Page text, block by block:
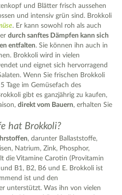
generated by protomaps,Protomaps©
und Blätter frisch aussehen
und intensiv grün sind. Brokkoli
. Er kann sowohl roh als auch
durch sanftes Dämpfen kann sich
entfalten. Sie können ihn auch in
Brokkoli wird in vielen
und eignet sich hervorragend
Wenn Sie frischen Brokkoli
Tage im Gemüsefach des
gibt es ganzjährig zu kaufen,
direkt vom Bauern, erhalten Sie
hat Brokkoli?
, darunter Ballaststoffe,
Natrium, Zink, Phosphor,
die Vitamine Carotin (Provitamin
B1, B2, B6 und E. Brokkoli ist
ist und den
unterstützt. Was ihn von vielen